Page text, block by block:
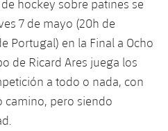
hockey sobre patines se
7 de mayo (20h de
Portugal) en la Final a Ocho
de Ricard Ares juega los
a todo o nada, con
camino, pero siendo